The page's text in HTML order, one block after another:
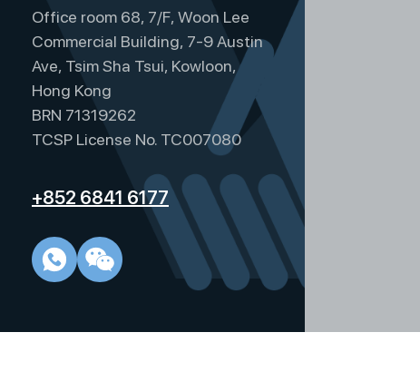
Office room 68, 7/F, Woon Lee
Commercial Building, 7-9 Austin
Ave, Tsim Sha Tsui, Kowloon,
Hong Kong
BRN 71319262
TCSP License No. TC007080
+852 6841 6177